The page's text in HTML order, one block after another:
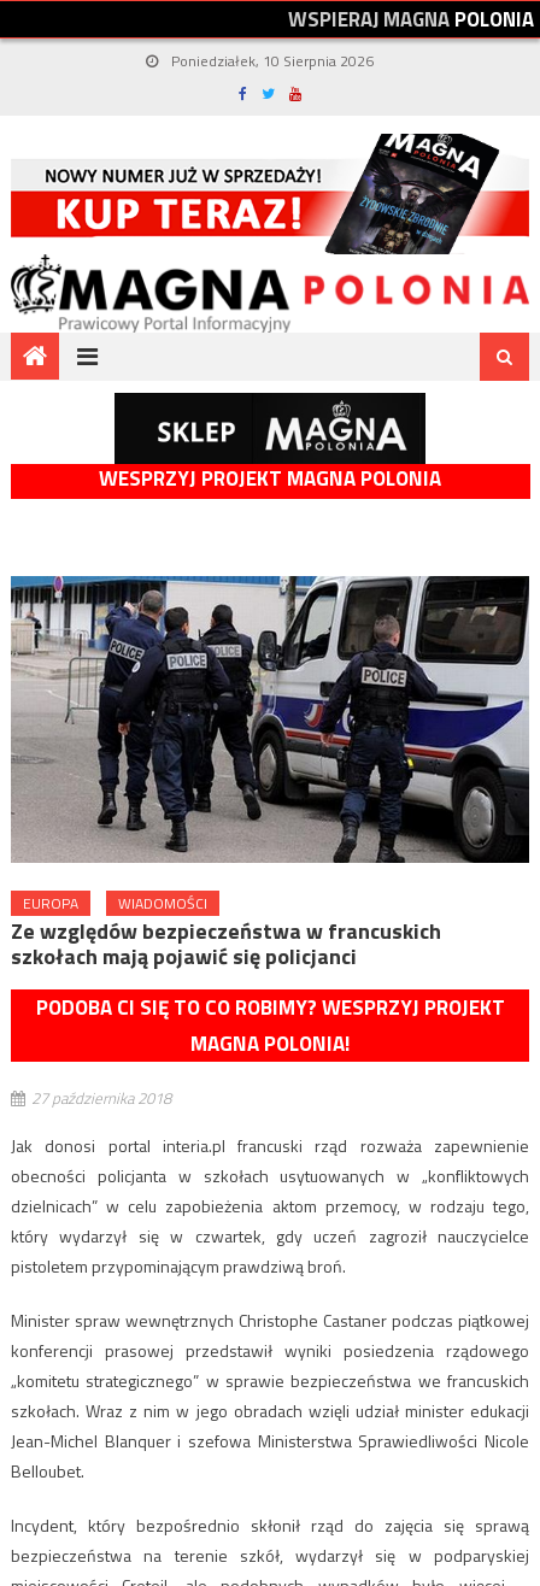
WSPIERAJMAGNAPOLONIA
Poniedziałek, 10 Sierpnia 2026
WESPRZYJ PROJEKT MAGNA POLONIA
EUROPA WIADOMOŚCI
Ze względów bezpieczeństwa w francuskich
szkołach mają pojawić się policjanci
PODOBA CI SIĘ TO CO ROBIMY? WESPRZYJ PROJEKT
MAGNA POLONIA!
27 października 2018
Jak donosi portal interia.pl francuski rząd rozważa zapewnienie
obecności policjanta w szkołach usytuowanych w „konfliktowych
dzielnicach” w celu zapobieżenia aktom przemocy, w rodzaju tego,
który wydarzył się w czwartek, gdy uczeń zagroził nauczycielce
pistoletem przypominającym prawdziwą broń.
Minister spraw wewnętrznych Christophe Castaner podczas piątkowej
konferencji prasowej przedstawił wyniki posiedzenia rządowego
„komitetu strategicznego” w sprawie bezpieczeństwa we francuskich
szkołach. Wraz z nim w jego obradach wzięli udział minister edukacji
Jean-Michel Blanquer i szefowa Ministerstwa Sprawiedliwości Nicole
Belloubet.
Incydent, który bezpośrednio skłonił rząd do zajęcia się sprawą
bezpieczeństwa na terenie szkół, wydarzył się w podparyskiej